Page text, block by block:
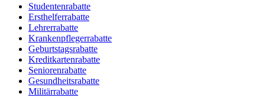
Studentenrabatte
Ersthelferrabatte
Lehrerrabatte
Krankenpflegerrabatte
Geburtstagsrabatte
Kreditkartenrabatte
Seniorenrabatte
Gesundheitsrabatte
Militärrabatte